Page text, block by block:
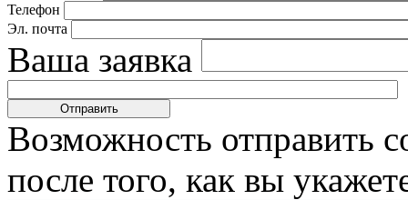
Телефон
Эл. почта
Ваша заявка
Возможность отправить
после того, как вы